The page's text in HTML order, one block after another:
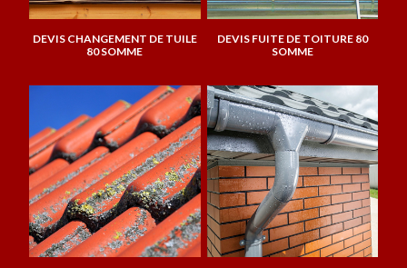
DEVIS CHANGEMENT DE TUILE
80 SOMME
DEVIS FUITE DE TOITURE 80
SOMME